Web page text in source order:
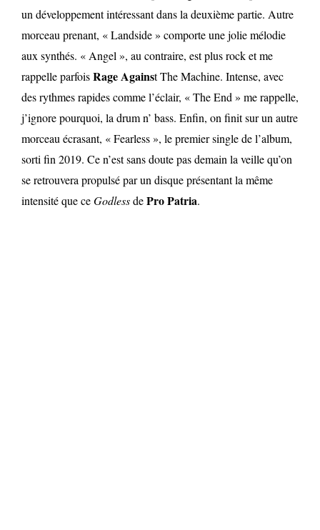
un développement intéressant dans la deuxième partie. Autre
morceau prenant, « Landside » comporte une jolie mélodie
aux synthés. « Angel », au contraire, est plus rock et me
rappelle parfoisRageAgainst The Machine. Intense, avec
des rythmes rapides comme l’éclair, « The End » me rappelle,
j’ignore pourquoi, la drum n’ bass. Enfin, on finit sur un autre
morceau écrasant, « Fearless », le premier single de l’album,
sorti fin 2019. Ce n’est sans doute pas demain la veille qu’on
se retrouvera propulsé par un disque présentant la même
intensité que ceGodlessdeProPatria.